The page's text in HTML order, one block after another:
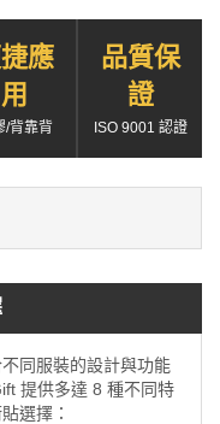
應
用
/背靠背
品質保
證
ISO 9001 認證
同服裝的設計與功能
提供多達 8 種不同特
選擇：